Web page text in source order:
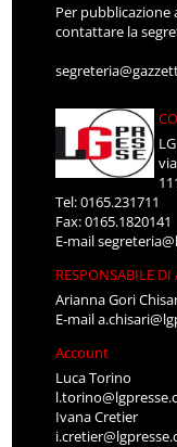
Per pubblicazione
contattare la
Tel: 0165.231711
Fax: 0165.1820141
E-mail
RESPONSABILE DI
Arianna Gori
E-mail
Account
Luca Torino
Ivana Cretier